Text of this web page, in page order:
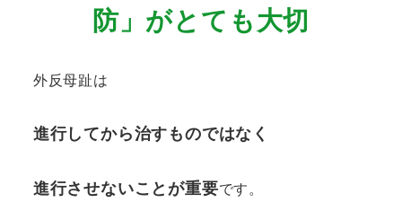
防」がとても大切
外反母趾は
進行してから治すものではなく
進行させないことが重要です。